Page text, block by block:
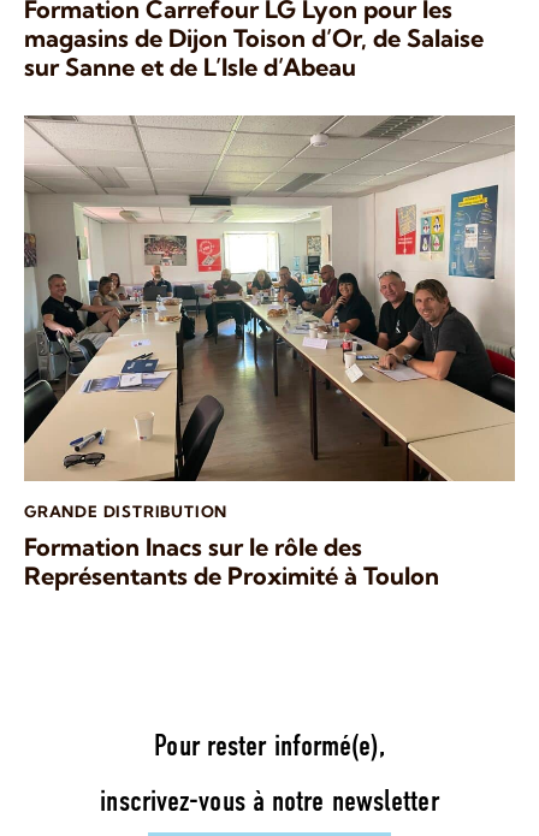
Formation Carrefour LG Lyon pour les
magasins de Dijon Toison d’Or, de Salaise
sur Sanne et de L’Isle d’Abeau
GRANDE DISTRIBUTION
Formation Inacs sur le rôle des
Représentants de Proximité à Toulon
Pour rester informé(e),
inscrivez-vous à notre newsletter